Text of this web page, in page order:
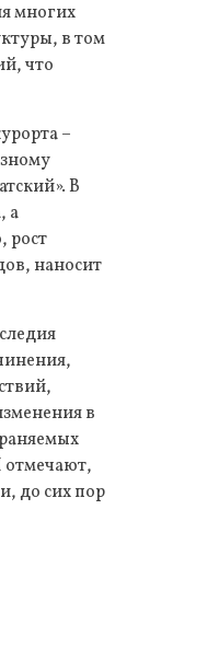
многих
в том
что
–
В
а
рост
наносит
в
отмечают,
до сих пор